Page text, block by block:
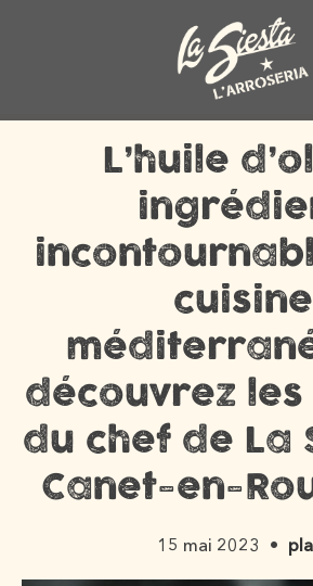
L’huile
cuisine
découvrez
du chef de La
Canet-en-
15 mai 2023